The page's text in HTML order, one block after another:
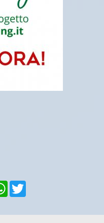
WhatsApp
Twitter